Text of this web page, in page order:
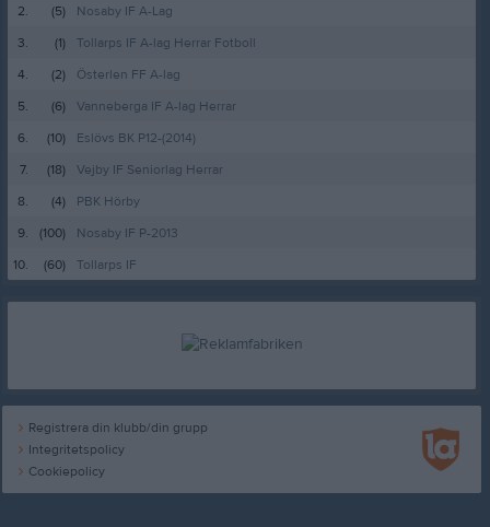
2.
(5)
Nosaby IF A-Lag
3.
(1)
Tollarps IF A-lag Herrar Fotboll
4.
(2)
Österlen FF A-lag
5.
(6)
Vanneberga IF A-lag Herrar
6.
(10)
Eslövs BK P12-(2014)
7.
(18)
Vejby IF Seniorlag Herrar
8.
(4)
PBK Hörby
9.
(100)
Nosaby IF P-2013
10.
(60) Tollarps IF
Registrera din klubb/din grupp
Integritetspolicy
Cookiepolicy